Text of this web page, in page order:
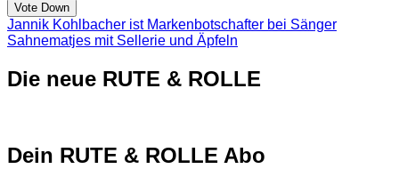
Vote Down
Jannik Kohlbacher ist Markenbotschafter bei Sänger
Sahnematjes mit Sellerie und Äpfeln
Die neue RUTE & ROLLE
Dein RUTE & ROLLE Abo